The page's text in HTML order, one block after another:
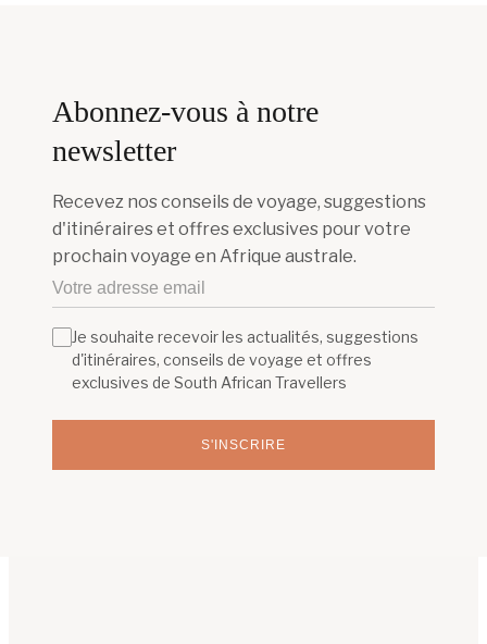
Abonnez-vous à notre
newsletter
Recevez nos conseils de voyage, suggestions
d'itinéraires et offres exclusives pour votre
prochain voyage en Afrique australe.
S'INSCRIRE
Je souhaite recevoir les actualités, suggestions
d'itinéraires, conseils de voyage et offres
exclusives de South African Travellers